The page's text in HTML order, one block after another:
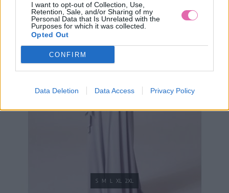
I want to opt-out of Collection, Use,
Retention, Sale, and/or Sharing of my
Personal Data that Is Unrelated with the
Purposes for which it was collected.
Opted Out
CONFIRM
Data Deletion Data Access Privacy Policy
S M L XL 2XL